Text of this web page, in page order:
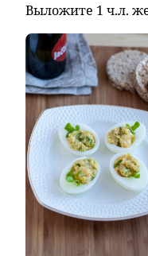
Выложите 1 ч.л.